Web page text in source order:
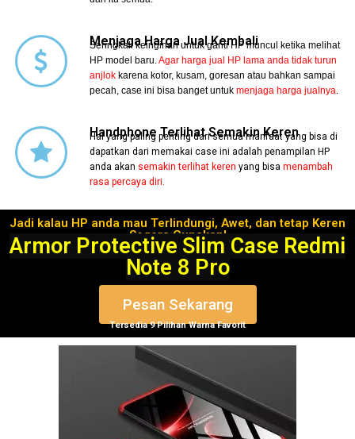
Menjaga Harga Jual Kembali
Seringkali keinginan untuk ganti HP muncul ketika melihat
HP model baru.Agar harga jual HP lama anda tidak turun
anjlok karena kotor, kusam, goresan atau bahkan sampai
pecah, case ini bisa banget untukmenjaga harga jualnya.
Handphone Terlihat Semakin Keren
Hal yang paling penting dari semua manfaat yang bisa di
dapatkan dari memakai case ini adalah penampilan HP
anda akan semakin terlihat keren yang bisamenambah
rasa percaya diri.
Jadi kalau HP anda mau Terlindungi, Awet, dan tetap Keren
Segera Gunakan!
Armor Protective Slim Case Redmi
Note 8 Pro
Pesan Sekarang
Tersedia 9 Pilihan Warna Favorit